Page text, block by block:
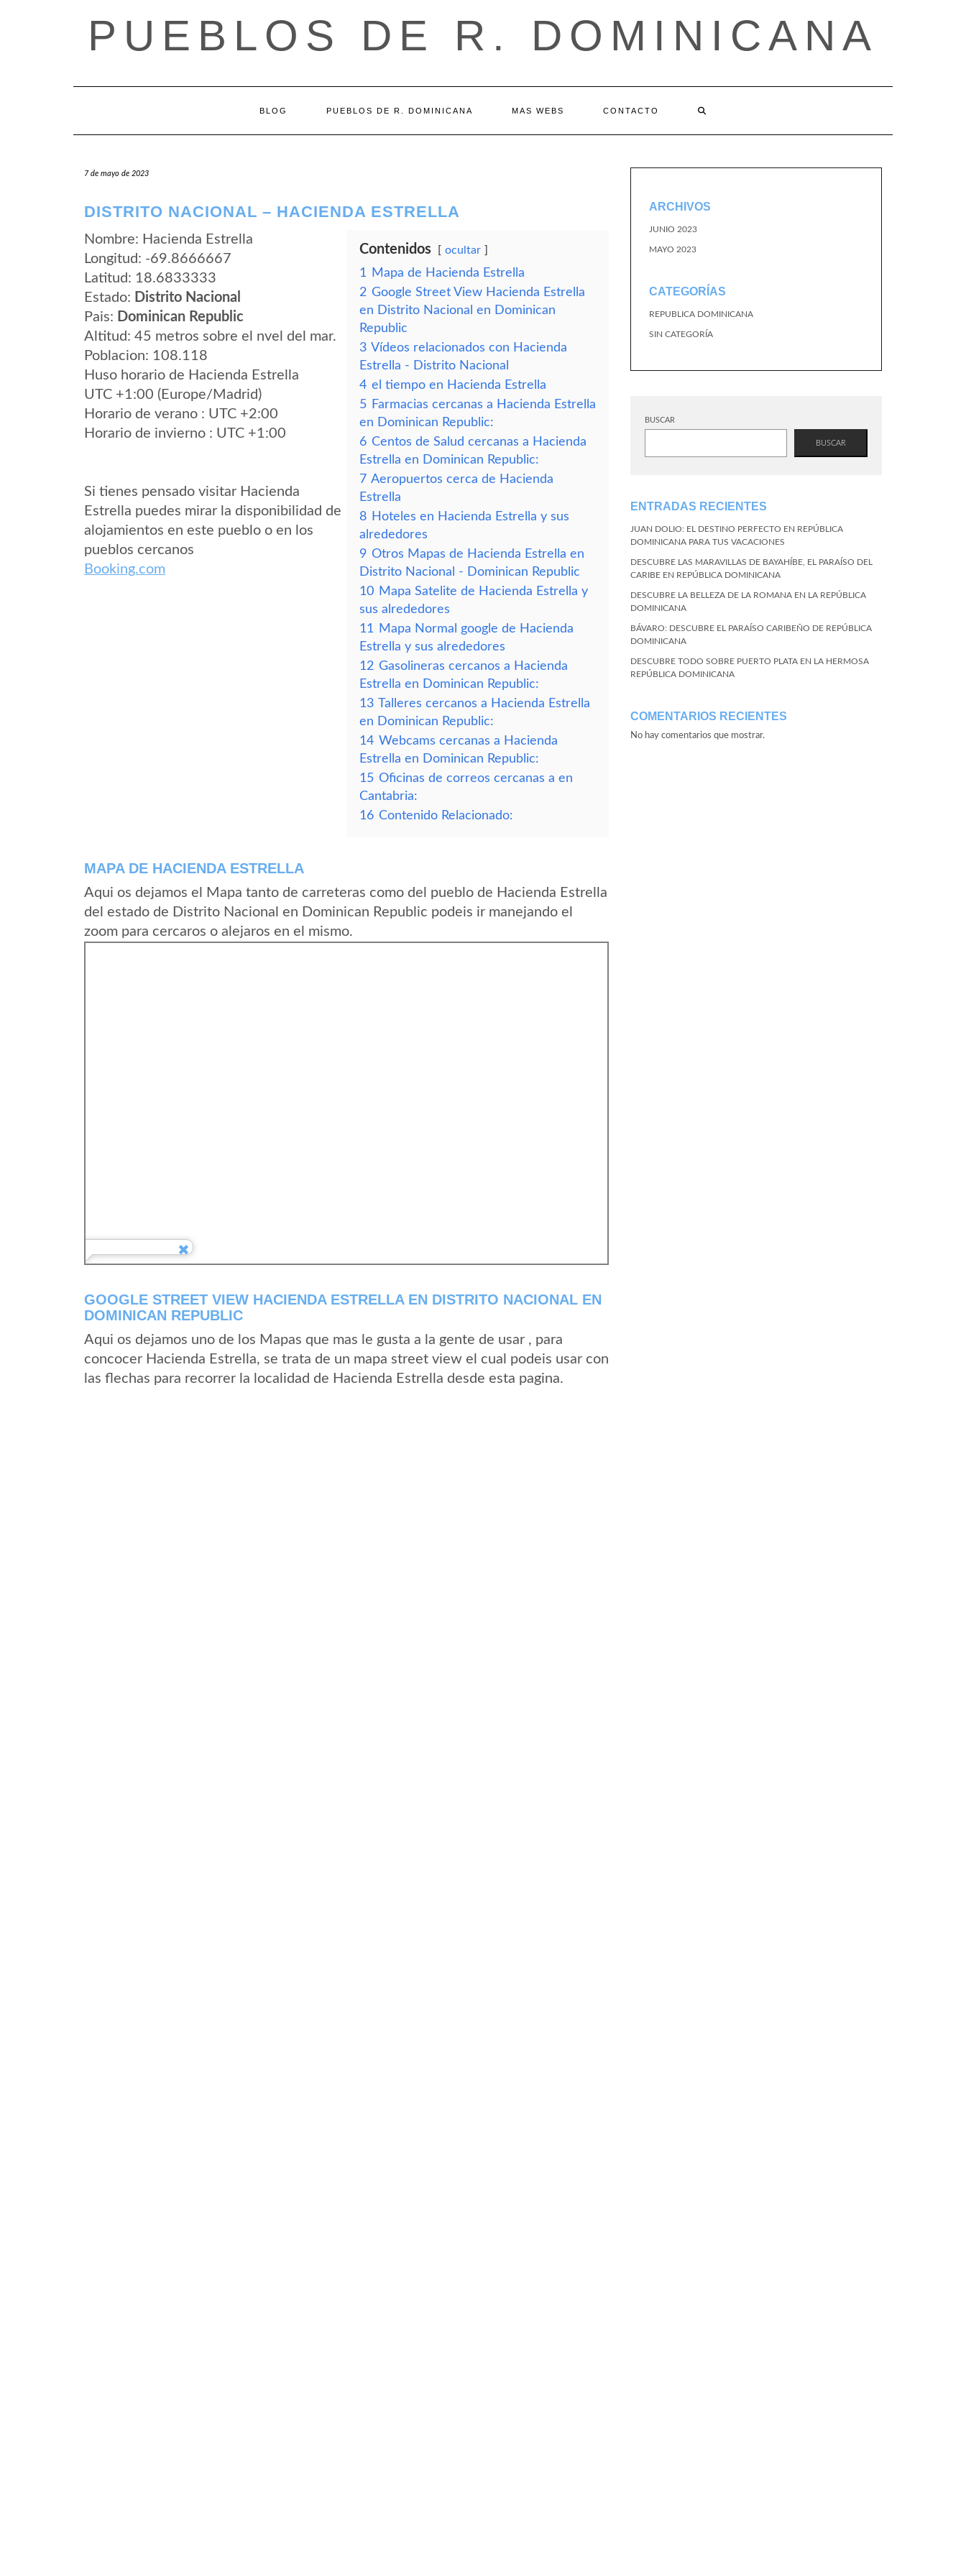
PUEBLOS DE R. DOMINICANA
BLOG PUEBLOS DE R. DOMINICANA MAS WEBS CONTACTO
7 de mayo de 2023
DISTRITO NACIONAL – HACIENDA ESTRELLA
Nombre: Hacienda Estrella
Longitud: -69.8666667
Latitud: 18.6833333
Estado: Distrito Nacional
Pais: Dominican Republic
Altitud: 45 metros sobre el nvel del mar.
Poblacion: 108.118
Huso horario de Hacienda Estrella
UTC +1:00 (Europe/Madrid)
Horario de verano : UTC +2:00
Horario de invierno : UTC +1:00
Si tienes pensado visitar Hacienda
Estrella puedes mirar la disponibilidad de
alojamientos en este pueblo o en los
pueblos cercanos
Booking.com
Contenidos ocultar
1
Mapa de Hacienda Estrella
2 Google Street View Hacienda Estrella
en Distrito Nacional en Dominican
Republic
3 Vídeos relacionados con Hacienda
Estrella - Distrito Nacional
4 el tiempo en Hacienda Estrella
5 Farmacias cercanas a Hacienda Estrella
en Dominican Republic:
6 Centos de Salud cercanas a Hacienda
Estrella en Dominican Republic:
7 Aeropuertos cerca de Hacienda
Estrella
8 Hoteles en Hacienda Estrella y sus
alrededores
9 Otros Mapas de Hacienda Estrella en
Distrito Nacional - Dominican Republic
10 Mapa Satelite de Hacienda Estrella y
sus alrededores
11
Mapa Normal google de Hacienda
Estrella y sus alrededores
12 Gasolineras cercanos a Hacienda
Estrella en Dominican Republic:
13 Talleres cercanos a Hacienda Estrella
en Dominican Republic:
14 Webcams cercanas a Hacienda
Estrella en Dominican Republic:
15 Oficinas de correos cercanas a en
Cantabria:
16 Contenido Relacionado:
MAPA DE HACIENDA ESTRELLA
Aqui os dejamos el Mapa tanto de carreteras como del pueblo de Hacienda Estrella
del estado de Distrito Nacional en Dominican Republic podeis ir manejando el
zoom para cercaros o alejaros en el mismo.
GOOGLE STREET VIEW HACIENDA ESTRELLA EN DISTRITO NACIONAL EN
DOMINICAN REPUBLIC
Aqui os dejamos uno de los Mapas que mas le gusta a la gente de usar , para
concocer Hacienda Estrella, se trata de un mapa street view el cual podeis usar con
las flechas para recorrer la localidad de Hacienda Estrella desde esta pagina.
ARCHIVOS
JUNIO 2023
MAYO 2023
CATEGORÍAS
REPUBLICA DOMINICANA
SIN CATEGORÍA
BUSCAR
BUSCAR
ENTRADAS RECIENTES
JUAN DOLIO: EL DESTINO PERFECTO EN REPÚBLICA
DOMINICANA PARA TUS VACACIONES
DESCUBRE LAS MARAVILLAS DE BAYAHÍBE, EL PARAÍSO DEL
CARIBE EN REPÚBLICA DOMINICANA
DESCUBRE LA BELLEZA DE LA ROMANA EN LA REPÚBLICA
DOMINICANA
BÁVARO: DESCUBRE EL PARAÍSO CARIBEÑO DE REPÚBLICA
DOMINICANA
DESCUBRE TODO SOBRE PUERTO PLATA EN LA HERMOSA
REPÚBLICA DOMINICANA
COMENTARIOS RECIENTES
No hay comentarios que mostrar.